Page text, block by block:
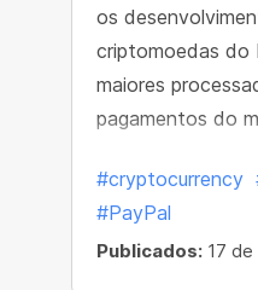
os
criptomoedas do
maiores
pagamentos do
#cryptocurrency
#PayPal
Publicados: 17